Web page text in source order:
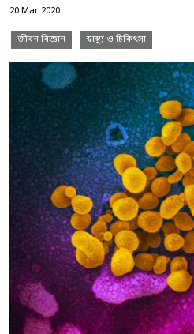
20 Mar 2020
জীবন বিজ্ঞান স্বাস্থ্য ও চিকিৎসা